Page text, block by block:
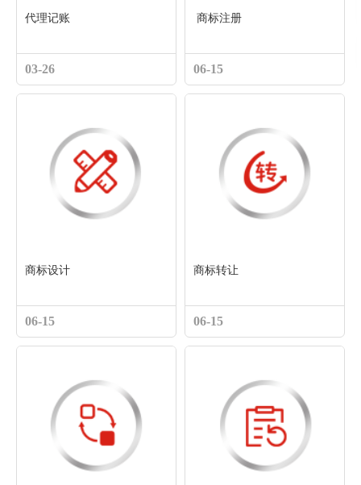
代理记账
03-26
商标注册
06-15
商标设计
06-15
商标转让
06-15